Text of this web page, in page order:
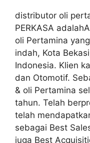
distributor oli
PERKASA
oli Pertamina
indah, Kota
Indonesia. Klien
dan Otomotif.
& oli Pertamina
tahun. Telah
telah
sebagai Best
juga Best